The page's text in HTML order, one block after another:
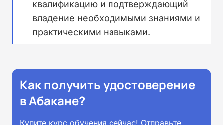
квалификацию и подтверждающий
владение необходимыми знаниями и
практическими навыками.
Как получить удостоверение
в Абакане?
Купите курс обучения сейчас! Отправьте